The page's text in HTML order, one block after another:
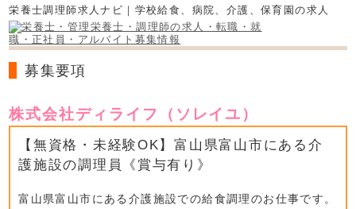
栄養士調理師求人ナビ｜学校給食、病院、介護、保育園の求人
募集要項
株式会社ディライフ（ソレイユ）
【無資格・未経験OK】富山県富山市にある介
護施設の調理員《賞与有り》
富山県富山市にある介護施設での給食調理のお仕事です。